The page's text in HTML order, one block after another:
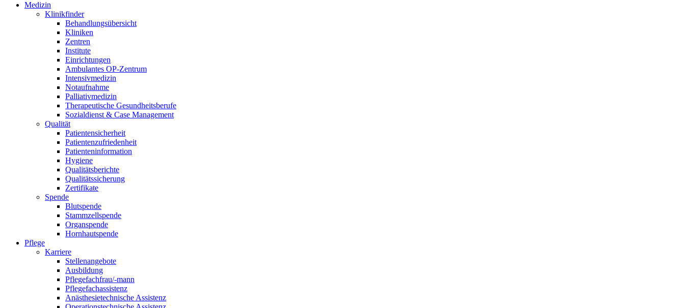
Medizin
Klinikfinder
Behandlungsübersicht
Kliniken
Zentren
Institute
Einrichtungen
Ambulantes OP-Zentrum
Intensivmedizin
Notaufnahme
Palliativmedizin
Therapeutische Gesundheitsberufe
Sozialdienst & Case Management
Qualität
Patientensicherheit
Patientenzufriedenheit
Patienteninformation
Hygiene
Qualitätsberichte
Qualitätssicherung
Zertifikate
Spende
Blutspende
Stammzellspende
Organspende
Hornhautspende
Pflege
Karriere
Stellenangebote
Ausbildung
Pflegefachfrau/-mann
Pflegefachassistenz
Anästhesietechnische Assistenz